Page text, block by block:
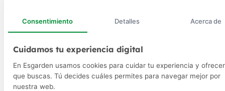
Consentimiento Detalles Acerca de
Cuidamos tu experiencia digital
En Esgarden usamos cookies para cuidar tu experiencia y
que buscas. Tú decides cuáles permites para navegar mejor por
nuestra web.